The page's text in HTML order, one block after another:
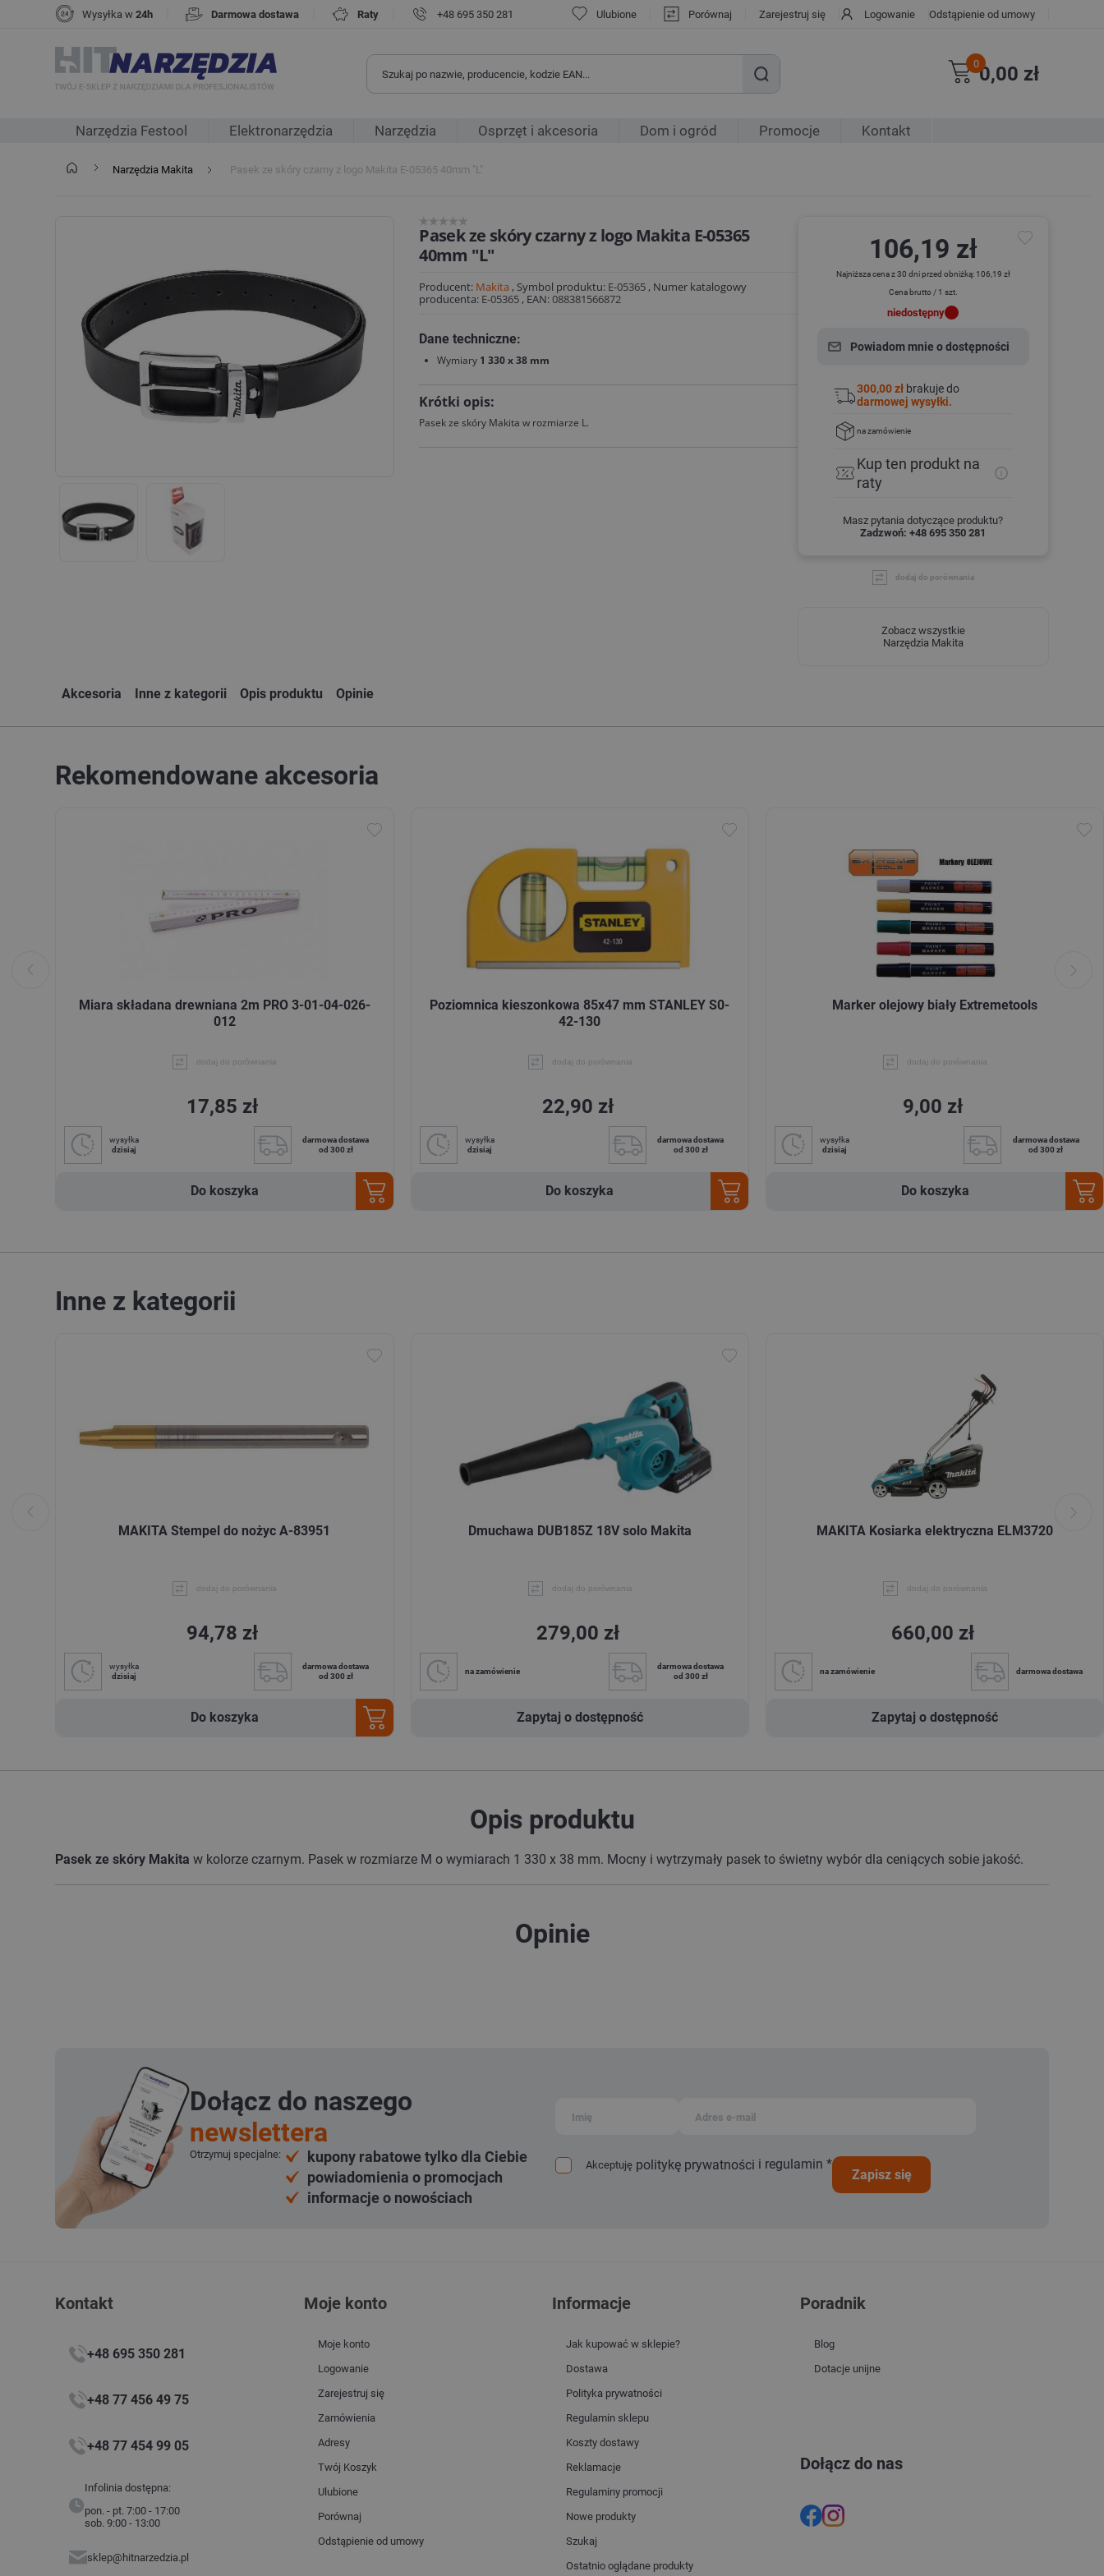
Wysyłka w24h Darmowa dostawa Raty +48 695 350 281 Ulubione Porównaj Zarejestruj się Logowanie Odstąpienie od umowy
00,00 zł
Narzędzia Festool Elektronarzędzia Narzędzia Osprzęt i akcesoria Dom i ogród Promocje Kontakt
Narzędzia Makita Pasek ze skóry czarny z logo Makita E-05365 40mm "L"
106,19 zł
Najniższa cena z 30 dni przed obniżką: 106,19 zł
Cena brutto / 1 szt.
niedostępny
Powiadom mnie o dostępności
300,00 złbrakuje do
darmowej wysyłki.
na zamówienie
Kup ten produkt na
raty
Masz pytania dotyczące produktu?
Zadzwoń: +48 695 350 281
dodaj do porównania
Zobacz wszystkie
Narzędzia Makita
Pasek ze skóry czarny z logo Makita E-05365
40mm "L"
Producent: Makita , Symbol produktu: E-05365 , Numer katalogowy
producenta: E-05365 , EAN:088381566872
Dane techniczne:
Wymiary 1 330 x 38 mm
Krótki opis:
Pasek ze skóry Makita w rozmiarze L.
Akcesoria Inne z kategorii Opis produktu Opinie
Rekomendowane akcesoria
Miara składana drewniana 2m PRO 3-01-04-026-
012
dodaj do porównania
17,85 zł
wysyłka
dzisiaj
darmowa dostawa
od 300 zł
Do koszyka
Poziomnica kieszonkowa 85x47 mm STANLEY S0-
42-130
dodaj do porównania
22,90 zł
wysyłka
dzisiaj
darmowa dostawa
od 300 zł
Do koszyka
Marker olejowy biały Extremetools
dodaj do porównania
9,00 zł
wysyłka
dzisiaj
darmowa dostawa
od 300 zł
Do koszyka
Inne z kategorii
MAKITA Stempel do nożyc A-83951
dodaj do porównania
94,78 zł
wysyłka
dzisiaj
darmowa dostawa
od 300 zł
Do koszyka
Dmuchawa DUB185Z 18V solo Makita
dodaj do porównania
279,00 zł
na zamówienie
darmowa dostawa
od 300 zł
Zapytaj o dostępność
MAKITA Kosiarka elektryczna ELM3720
dodaj do porównania
660,00 zł
na zamówienie darmowa dostawa
Zapytaj o dostępność
Opis produktu
Pasek ze skóry Makita w kolorze czarnym. Pasek w rozmiarze M o wymiarach 1 330 x 38 mm. Mocny i wytrzymały pasek to świetny wybór dla ceniących sobie jakość.
Opinie
Dołącz do naszego
newslettera
Otrzymuj specjalne:
kupony rabatowe tylko dla Ciebie
powiadomienia o promocjach
informacje o nowościach
Akceptuję politykę prywatności i regulamin *
zapisz się
Kontakt
+48 695 350 281
+48 77 456 49 75
+48 77 454 99 05
Infolinia dostępna:
pon. - pt. 7:00 - 17:00
sob. 9:00 - 13:00
sklep@hitnarzedzia.pl
Moje konto
Moje konto
Logowanie
Zarejestruj się
Zamówienia
Adresy
Twój Koszyk
Ulubione
Porównaj
Odstąpienie od umowy
Informacje
Jak kupować w sklepie?
Dostawa
Polityka prywatności
Regulamin sklepu
Koszty dostawy
Reklamacje
Regulaminy promocji
Nowe produkty
Szukaj
Ostatnio oglądane produkty
Poradnik
Blog
Dotacje unijne
Dołącz do nas